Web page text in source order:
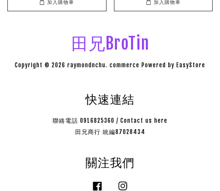
加入購物車 加入購物車
田兄BroTin
Copyright © 2026 raymondnchu. commerce Powered by EasyStore
快速連結
聯絡電話 0916825360 / Contact us here
田兄商行 統編87028434
關注我們
Facebook